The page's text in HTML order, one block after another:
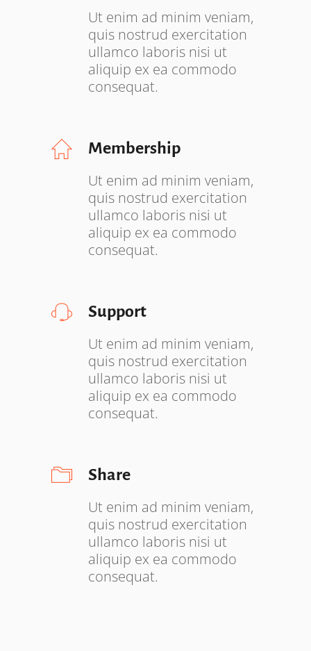
Ut enim ad minim veniam,
quis nostrud exercitation
ullamco laboris nisi ut
aliquip ex ea commodo
consequat.
Membership
Ut enim ad minim veniam,
quis nostrud exercitation
ullamco laboris nisi ut
aliquip ex ea commodo
consequat.
Support
Ut enim ad minim veniam,
quis nostrud exercitation
ullamco laboris nisi ut
aliquip ex ea commodo
consequat.
Share
Ut enim ad minim veniam,
quis nostrud exercitation
ullamco laboris nisi ut
aliquip ex ea commodo
consequat.